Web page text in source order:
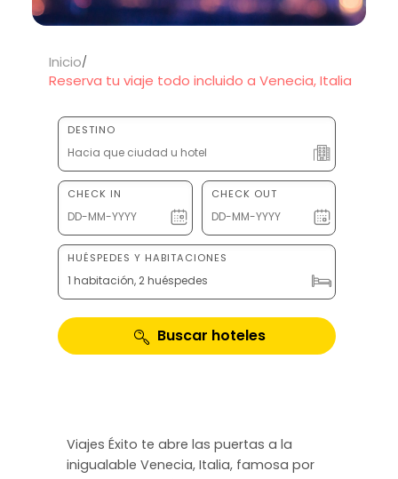
Inicio
Reserva tu viaje todo incluido a Venecia, Italia
DESTINO
CHECK IN CHECK OUT
HUÉSPEDES Y HABITACIONES
1 habitación, 2 huéspedes
Buscar hoteles
Viajes Éxito te abre las puertas a la
inigualable Venecia, Italia, famosa por